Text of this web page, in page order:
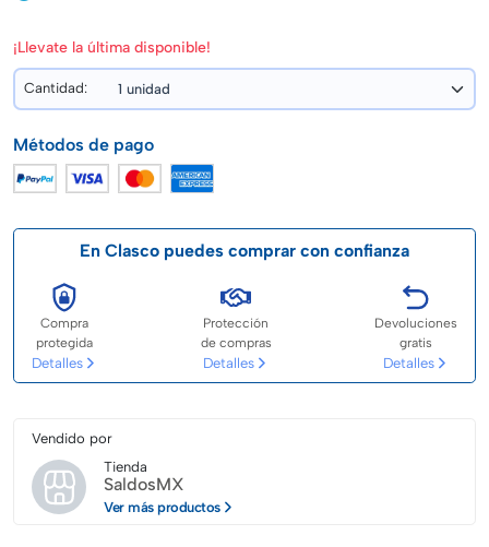
¡Llevate la última disponible!
Cantidad:
Métodos de pago
En Clasco puedes comprar con confianza
Compra
protegida
Detalles
Protección
de compras
Detalles
Devoluciones
gratis
Detalles
Vendido por
Tienda
SaldosMX
Ver más productos